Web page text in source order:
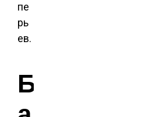
пе
рь
ев.
Б